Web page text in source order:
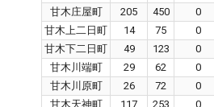
甘木庄屋町
205 450 0
甘木上二日町
14 75 0
甘木下二日町
49 123 0
甘木川端町
29 62 0
甘木川原町
26 72 0
甘木天神町
117 253 0